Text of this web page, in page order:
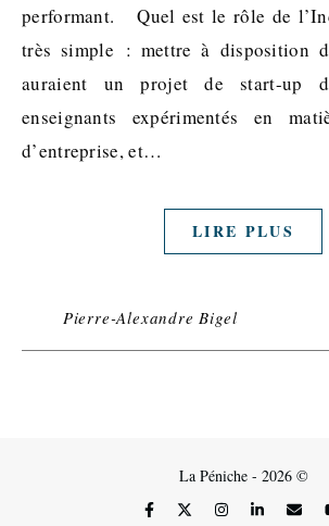
performant. Quel est le rôle de
très simple : mettre à disposition
auraient un projet de start-up
enseignants expérimentés en
d’entreprise, et…
LIRE PLUS
Pierre-Alexandre Bigel
La Péniche - 2026 ©